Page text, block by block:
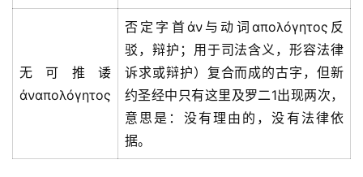
无可推诿
ἀναπολόγητος
否定字首ἀν与动词απολόγητος反
驳，辩护；用于司法含义，形容法律
诉求或辩护）复合而成的古字，但新
约圣经中只有这里及罗二1出现两次，
意思是：没有理由的，没有法律依
据。